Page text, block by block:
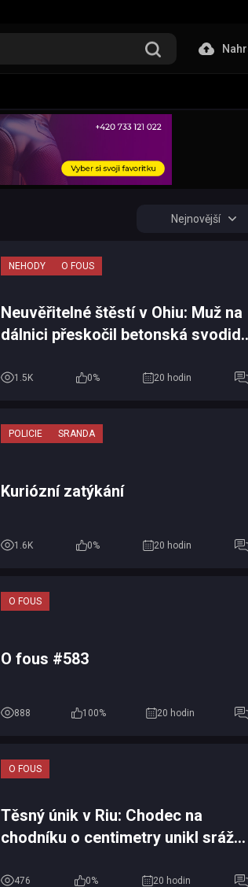
Nejnovější
NEHODY O FOUS
Neuvěřitelné štěstí v Ohiu: Muž na
dálnici přeskočil betonská
1.5K 0% 20 hodin
POLICIE SRANDA
Kuriózní zatýkání
1.6K 0% 20 hodin
O FOUS
O fous #583
888 100% 20 hodin
O FOUS
Těsný únik v Riu: Chodec na
chodníku o centimetry unikl srážce
476 0% 20 hodin